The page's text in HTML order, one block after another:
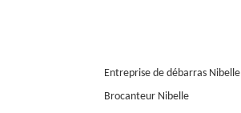
Entreprise de débarras Nibelle
Brocanteur Nibelle